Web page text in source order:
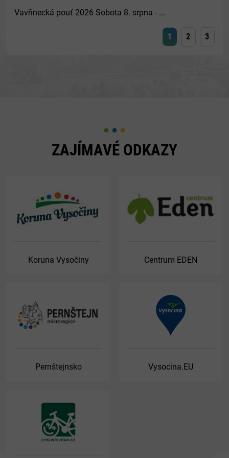
Vavřinecká pouť 2026 Sobota 8. srpna - ...
1 2 3
ZAJÍMAVÉ ODKAZY
Koruna Vysočiny Centrum EDEN
Pernštejnsko Vysocina.EU